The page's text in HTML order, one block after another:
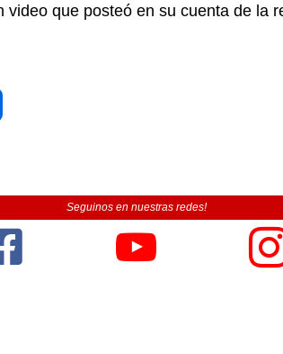
video que posteó en su cuenta de la
Seguinos en nuestras redes!